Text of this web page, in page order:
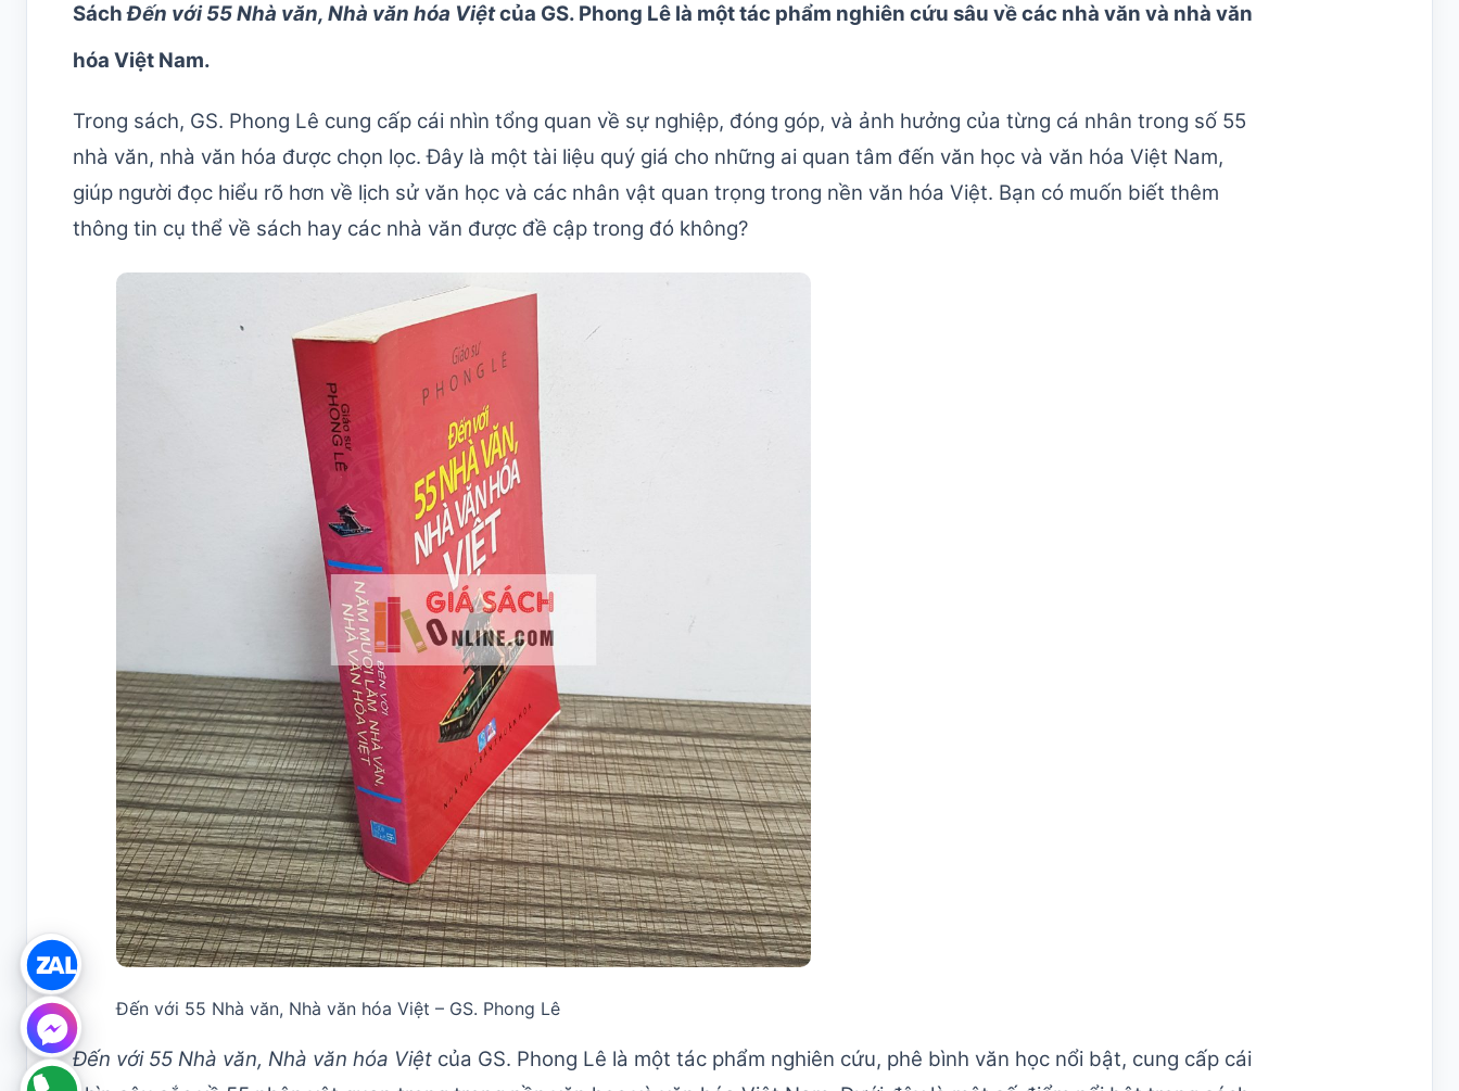
SáchĐến với 55 Nhà văn, Nhà văn hóa Việtcủa GS. Phong Lê là một tác phẩm nghiên cứu sâu về các nhà văn và nhà văn
hóa Việt Nam.
Trong sách, GS. Phong Lê cung cấp cái nhìn tổng quan về sự nghiệp, đóng góp, và ảnh hưởng của từng cá nhân trong số 55
nhà văn, nhà văn hóa được chọn lọc. Đây là một tài liệu quý giá cho những ai quan tâm đến văn học và văn hóa Việt Nam,
giúp người đọc hiểu rõ hơn về lịch sử văn học và các nhân vật quan trọng trong nền văn hóa Việt. Bạn có muốn biết thêm
thông tin cụ thể về sách hay các nhà văn được đề cập trong đó không?
Đến với 55 Nhà văn, Nhà văn hóa Việt – GS. Phong Lê
Đến với 55 Nhà văn, Nhà văn hóa Việt của GS. Phong Lê là một tác phẩm nghiên cứu, phê bình văn học nổi bật, cung cấp cái